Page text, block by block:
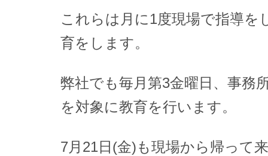
これらは月に1度現場で指導を
育をします。
弊社でも毎月第3金曜日、事務
を対象に教育を行います。
7月21日(金)も現場から帰って